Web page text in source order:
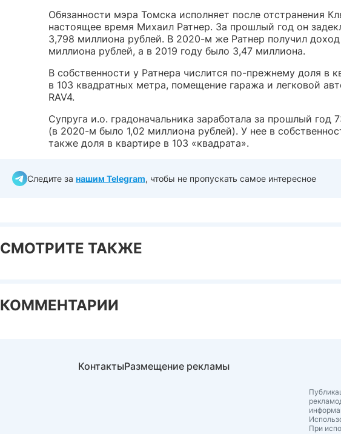
Обязанности мэра Томска исполняет после отстранения
настоящее время Михаил Ратнер. За прошлый год он
3,798 миллиона рублей. В 2020-м же Ратнер получил
миллиона рублей, а в 2019 году было 3,47 миллиона.
В собственности у Ратнера числится по-прежнему доля в
в 103 квадратных метра, помещение гаража и легковой
RAV4.
Супруга и.о. градоначальника заработала за прошлый год
(в 2020-м было 1,02 миллиона рублей). У нее в
также доля в квартире в 103 «квадрата».
Следите за нашим Telegram, чтобы не пропускать самое интересное
СМОТРИТЕ ТАКЖЕ
КОММЕНТАРИИ
КонтактыРазмещение рекламы
При